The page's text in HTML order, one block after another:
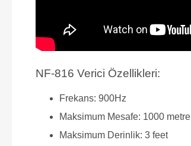
NF-816 Verici Özellikleri:
Frekans: 900Hz
Maksimum Mesafe: 1000 metre
Maksimum Derinlik: 3 feet